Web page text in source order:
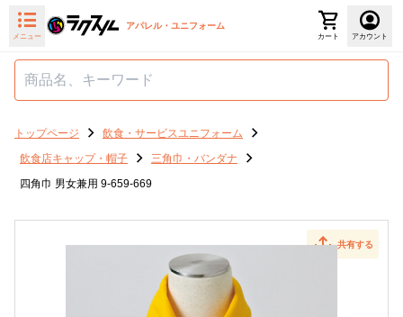
メニュー
アパレル・ユニフォーム
カート アカウント
トップページ
飲食・サービスユニフォーム
飲食店キャップ・帽子
三角巾・バンダナ
四角巾 男女兼用 9-659-669
共有する